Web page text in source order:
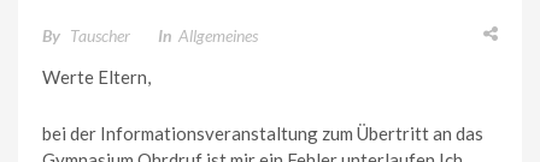
By Tauscher In Allgemeines
Werte Eltern,
bei der Informationsveranstaltung zum Übertritt an das